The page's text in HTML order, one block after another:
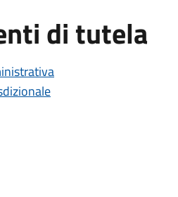
di tutela